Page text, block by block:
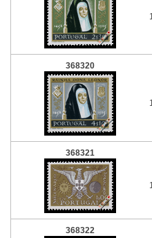
368320
368321
368322